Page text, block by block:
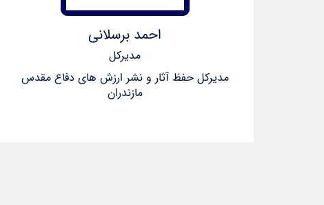
احمد برسلانی
مدیرکل
مدیرکل حفظ آثار و نشر ارزش های دفاع مقدس
مازندران